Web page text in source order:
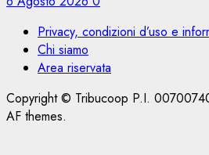
Privacy, condizioni d’uso e
Chi siamo
Area riservata
Copyright © Tribucoop P.I.
AF themes.